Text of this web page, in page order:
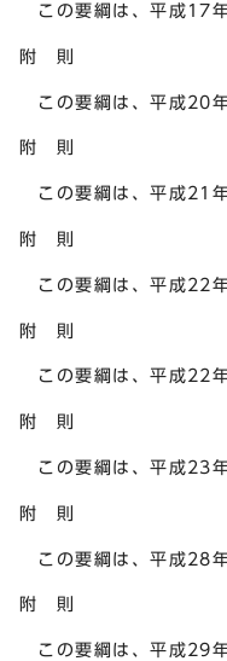
この要綱は、平成17
附 則
この要綱は、平成20
附 則
この要綱は、平成21
附 則
この要綱は、平成22
附 則
この要綱は、平成22
附 則
この要綱は、平成23
附 則
この要綱は、平成28
附 則
この要綱は、平成29